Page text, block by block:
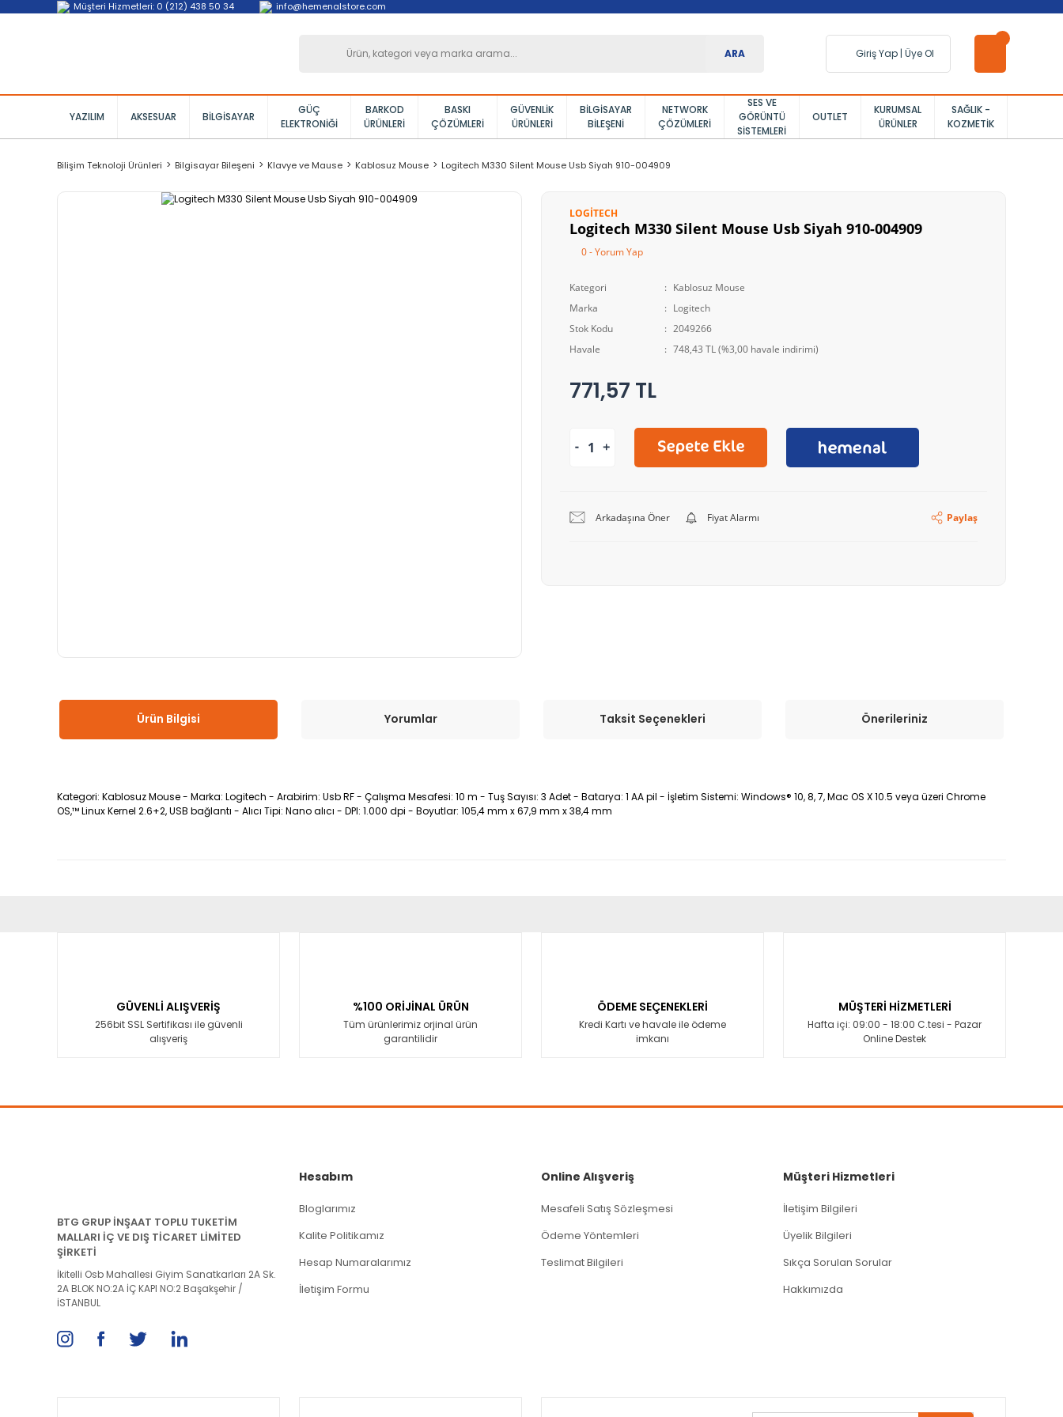
Müşteri Hizmetleri: 0 (212) 438 50 34 info@hemenalstore.com
ARA Giriş Yap | Üye Ol
YAZILIM AKSESUAR BILGISAYAR
GÜÇ
ELEKTRONIĞI
BARKOD
ÜRÜNLERI
BASKI
ÇÖZÜMLERI
GÜVENLIK
ÜRÜNLERI
BILGISAYAR
BILEŞENI
NETWORK
ÇÖZÜMLERI
SES VE
GÖRÜNTÜ
SISTEMLERI
OUTLET
KURUMSAL
ÜRÜNLER
SAĞLIK -
KOZMETIK
Bilişim Teknoloji Ürünleri Bilgisayar Bileşeni Klavye ve Mause Kablosuz Mouse Logitech M330 Silent Mouse Usb Siyah 910-004909
LOGITECH
Logitech M330 Silent Mouse Usb Siyah 910-004909
0 - Yorum Yap
Kategori
Kablosuz Mouse
Marka
Logitech
Stok Kodu
2049266
Havale
748,43 TL (%3,00 havale indirimi)
771,57 TL
Arkadaşına Öner Fiyat Alarmı Paylaş
Ürün Bilgisi Yorumlar Taksit Seçenekleri Önerileriniz
Kategori: Kablosuz Mouse - Marka: Logitech - Arabirim: Usb RF - Çalışma Mesafesi: 10 m - Tuş Sayısı: 3 Adet - Batarya: 1 AA pil - İşletim Sistemi: Windows® 10, 8, 7, Mac OS X 10.5 veya üzeri Chrome
OS,™ Linux Kernel 2.6+2, USB bağlantı - Alıcı Tipi: Nano alıcı - DPI: 1.000 dpi - Boyutlar: 105,4 mm x 67,9 mm x 38,4 mm
Ürün bilgilerinde hatalar bulunuyor.
Ürün fiyatı diğer sitelerden daha pahalı.
GÜVENLİ ALIŞVERİŞ
256bit SSL Sertifikası ile güvenli
alışveriş
%100 ORİJİNAL ÜRÜN
Tüm ürünlerimiz orjinal ürün
garantilidir
ÖDEME SEÇENEKLERİ
Kredi Kartı ve havale ile ödeme
imkanı
MÜŞTERİ HİZMETLERİ
Hafta içi: 09:00 - 18:00 C.tesi - Pazar
Online Destek
BTG GRUP İNŞAAT TOPLU TUKETİM
MALLARI İÇ VE DIŞ TİCARET LİMİTED
ŞİRKETİ
İkitelli Osb Mahallesi Giyim Sanatkarları 2A Sk.
2A BLOK NO:2A İÇ KAPI NO:2 Başakşehir /
İSTANBUL
Hesabım
Bloglarımız
Kalite Politikamız
Hesap Numaralarımız
İletişim Formu
Online Alışveriş
Mesafeli Satış Sözleşmesi
Ödeme Yöntemleri
Teslimat Bilgileri
Müşteri Hizmetleri
İletişim Bilgileri
Üyelik Bilgileri
Sıkça Sorulan Sorular
Hakkımızda